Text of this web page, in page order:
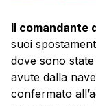
Il comandante
suoi
dove sono
avute dalla
confermato